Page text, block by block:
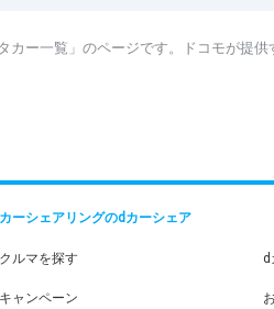
カー一覧」のページです。ドコモが提供
カーシェアリングのdカーシェア
クルマを探す d
キャンペーン